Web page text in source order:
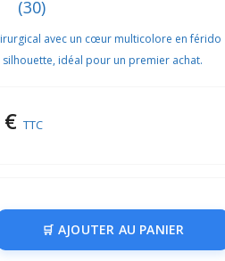
(30)
avec un cœur multicolore en férido
idéal pour un premier achat.
TTC
AJOUTER AU PANIER